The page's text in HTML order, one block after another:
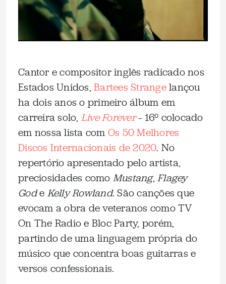
Cantor e compositor inglês radicado nos
Estados Unidos,Bartees Strangelançou
ha dois anos o primeiro álbum em
carreira solo, Live Forever– 16º colocado
em nossa lista com Os 50 Melhores
Discos Internacionais de 2020. No
repertório apresentado pelo artista,
preciosidades como Mustang,Flagey
Gode Kelly Rowland. São canções que
evocam a obra de veteranos como TV
On The Radio e Bloc Party, porém,
partindo de uma linguagem própria do
músico que concentra boas guitarras e
versos confessionais.